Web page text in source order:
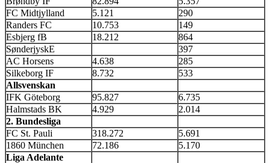
FC Midtjylland
5.121
290
Randers FC
10.753
149
Esbjerg fB
18.212
864
SønderjyskE
397
AC Horsens
4.638
285
Silkeborg IF
8.732
533
Allsvenskan
IFK Göteborg
95.827
6.735
Halmstads BK
4.929
2.014
2. Bundesliga
FC St. Pauli
318.272
5.691
1860 München
72.186
5.170
Liga Adelante